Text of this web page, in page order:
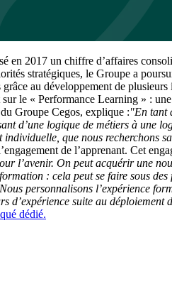
en 2017 un chiffre d’affaires
stratégiques, le Groupe a
au développement de plusieurs
le « Performance Learning » :
Groupe Cegos, explique :"En tant
d’une logique de métiers à une
que nous recherchons
de l’apprenant. Cet
l’avenir. On peut acquérir une
: cela peut se faire sous des
Nous personnalisons l’expérience
d’expérience suite au
dédié.